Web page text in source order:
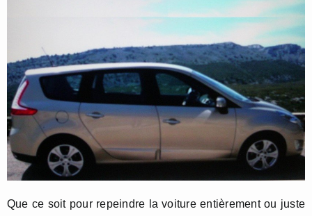
Que ce soit pour repeindre la voiture entièrement ou juste